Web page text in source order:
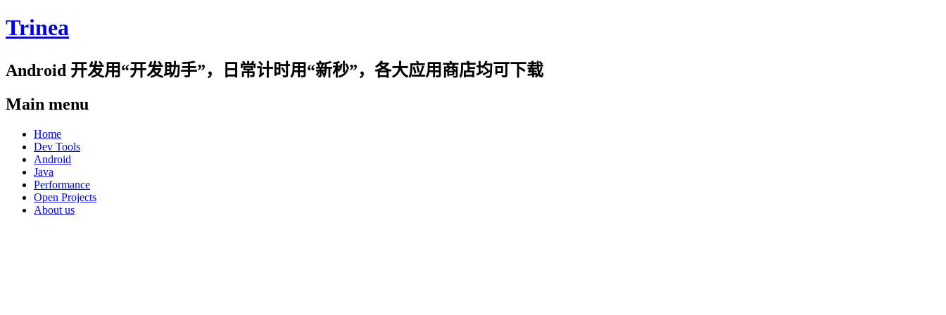
Trinea
Android 开发用“开发助手”，日常计时用“新秒”，各大应用商店均可下载
Main menu
Skip
content
Home
Dev Tools
Android
Java
Performance
Open Projects
About us